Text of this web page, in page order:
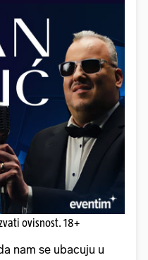
ovisnost. 18+
nam se ubacuju u